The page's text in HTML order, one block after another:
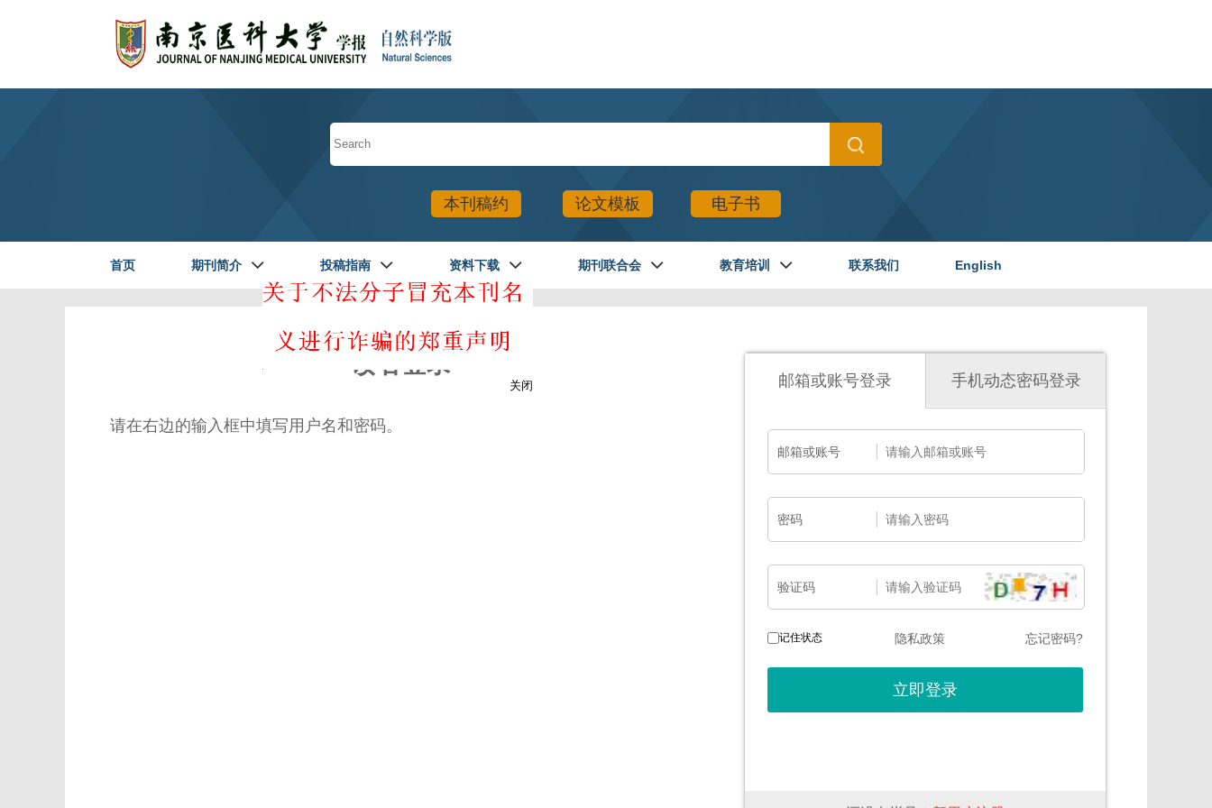
本刊稿约 论文模板 电子书
首页 期刊简介 投稿指南 资料下载 期刊联合会 教育培训 联系我们 English
读者登录
请在右边的输入框中填写用户名和密码。
邮箱或账号登录 手机动态密码登录
邮箱或账号
密码
验证码
记住状态 隐私政策 忘记密码?